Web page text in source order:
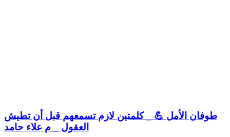
طوفان الأمل 💪 _ كلمتين لازم تسمعهم قبل أن تطيش
العقول _ م علاء حامد